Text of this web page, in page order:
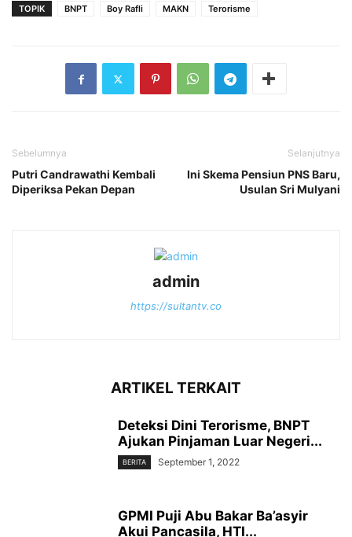
TOPIK BNPT Boy Rafli MAKN Terorisme
Sebelumnya
Putri Candrawathi Kembali
Diperiksa Pekan Depan
Selanjutnya
Ini Skema Pensiun PNS Baru,
Usulan Sri Mulyani
admin
https://sultantv.co
ARTIKEL TERKAIT
Deteksi Dini Terorisme, BNPT
Ajukan Pinjaman Luar Negeri...
BERITA September 1, 2022
GPMI Puji Abu Bakar Ba’asyir
Akui Pancasila, HTI...